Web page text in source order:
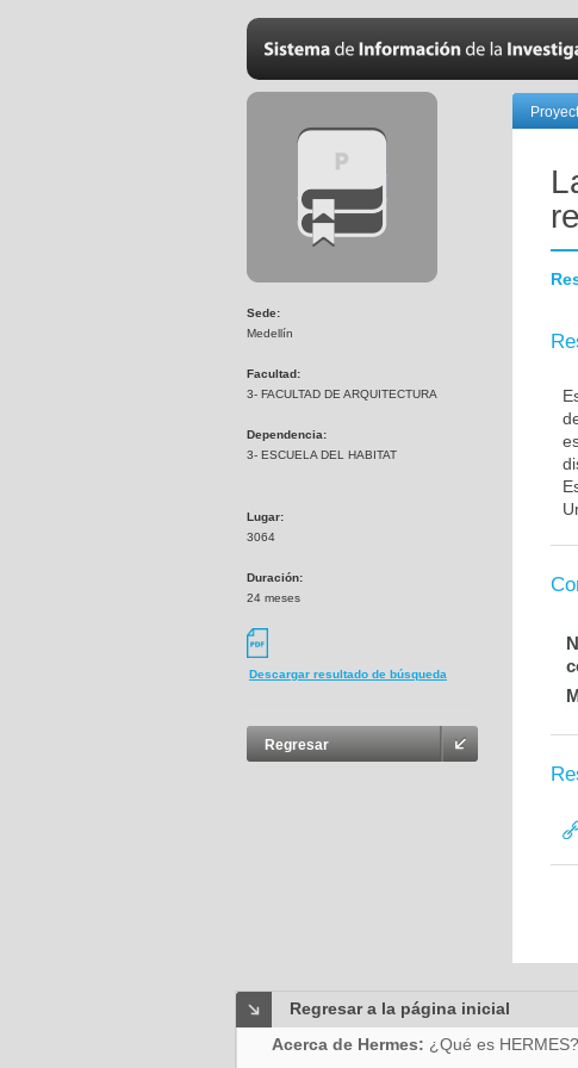
Sede:
Medellín
Facultad:
3- FACULTAD DE ARQUITECTURA
Dependencia:
3- ESCUELA DEL HABITAT
Lugar:
3064
Duración:
24 meses
Descargar resultado de búsqueda
Regresar
Regresar a la página inicial
Acerca de Hermes: ¿Qué es HERMES?